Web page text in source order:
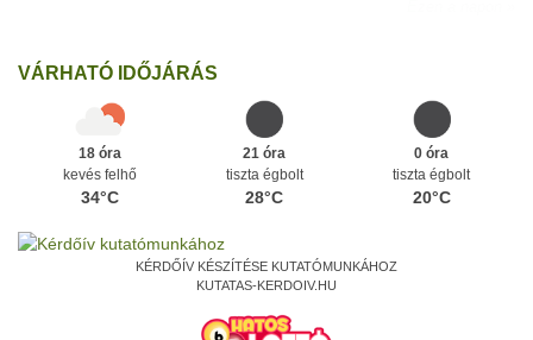
VÁRHATÓ IDŐJÁRÁS
18 óra
kevés felhő
34°C
21 óra
tiszta égbolt
28°C
0 óra
tiszta égbolt
20°C
KÉRDŐÍV KÉSZÍTÉSE KUTATÓMUNKÁHOZ
KUTATAS-KERDOIV.HU